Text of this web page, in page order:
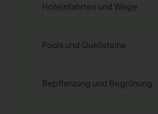
Hofeinfahrten und Wege
Pools und Quellsteine
Bepflanzung und Begrünung